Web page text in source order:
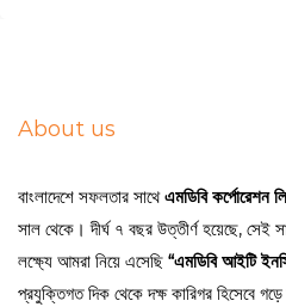
About us
বাংলাদেশে সফলতার সাথেএমডিবি কর্পোরেশন
সাল থেকে। দীর্ঘ ৭ বছর উত্তীর্ণ হয়েছে, সেই
লক্ষ্যে আমরা নিয়ে এসেছি “এমডিবি আইটি
প্রযুক্তিগত দিক থেকে দক্ষ কারিগর হিসেবে